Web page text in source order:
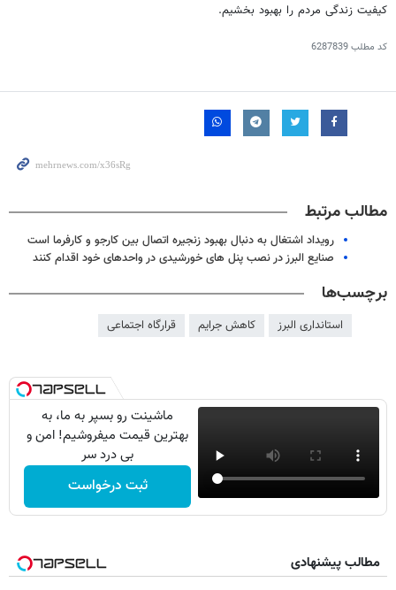
کیفیت زندگی مردم را بهبود بخشیم.
کد مطلب6287839
مطالب مرتبط
رویداد اشتغال به دنبال بهبود زنجیره اتصال بین کارجو و کارفرما است
صنایع البرز در نصب پنل های خورشیدی در واحدهای خود اقدام کنند
برچسب‌ها
استانداری البرز کاهش جرایم قرارگاه اجتماعی
ماشینت رو بسپر به ما، به
بهترین قیمت میفروشیم! امن و
بی درد سر
ثبت درخواست
مطالب پیشنهادی